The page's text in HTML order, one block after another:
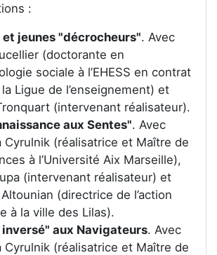
:
et jeunes "décrocheurs". Avec
(doctorante en
sociale à l’EHESS en contrat
la Ligue de l’enseignement) et
(intervenant réalisateur).
aux Sentes". Avec
Cyrulnik (réalisatrice et Maître de
à l’Université Aix Marseille),
(intervenant réalisateur) et
(directrice de l’action
à la ville des Lilas).
aux Navigateurs. Avec
Cyrulnik (réalisatrice et Maître de